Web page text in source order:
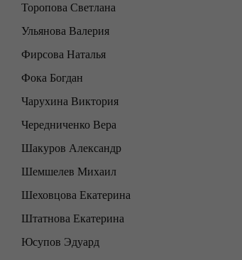
Торопова Светлана
Ульянова Валерия
Фирсова Наталья
Фока Богдан
Чарухина Виктория
Чередниченко Вера
Шакуров Александр
Шемшелев Михаил
Шеховцова Екатерина
Штатнова Екатерина
Юсупов Эдуард